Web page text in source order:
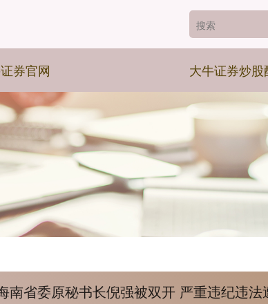
券官网 大牛证券炒股
南省委原秘书长倪强被双开 严重违纪违法